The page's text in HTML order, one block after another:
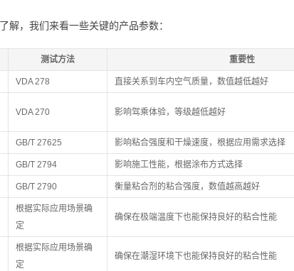
解，我们来看一些关键的产品参数：
测试方法 重要性
VDA 278 直接关系到车内空气质量，数值越低越好
VDA 270 影响驾乘体验，等级越低越好
GB/T 27625 影响粘合强度和干燥速度，根据应用需求选择
GB/T 2794 影响施工性能，根据涂布方式选择
GB/T 2790 衡量粘合剂的粘合强度，数值越高越好
根据实际应用场景确
定
确保在极端温度下也能保持良好的粘合性能
根据实际应用场景确
定
确保在潮湿环境下也能保持良好的粘合性能